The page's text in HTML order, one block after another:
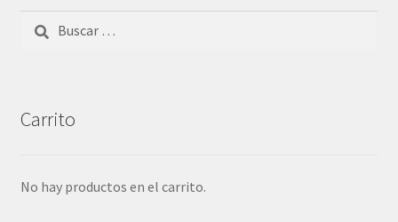
Carrito
No hay productos en el carrito.